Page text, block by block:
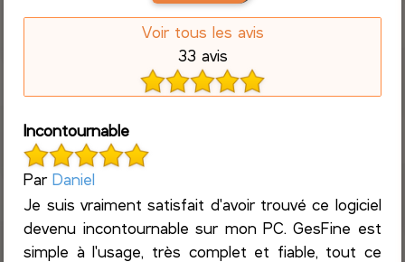
Voir tous les avis
33 avis
Incontournable
ParDaniel
Je suis vraiment satisfait d'avoir trouvé ce logiciel
devenu incontournable sur mon PC. GesFine est
simple à l'usage, très complet et fiable, tout ce